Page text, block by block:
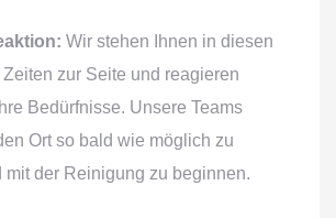
Wir stehen Ihnen in diesen
zur Seite und reagieren
Bedürfnisse. Unsere Teams
Ort so bald wie möglich zu
mit der Reinigung zu beginnen.